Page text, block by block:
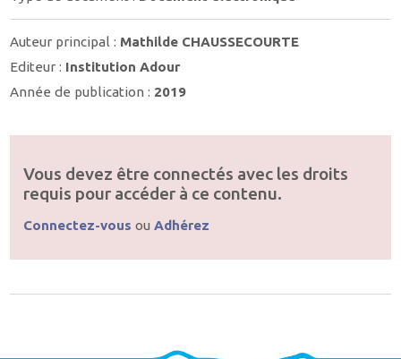
Auteur principal : Mathilde CHAUSSECOURTE
Editeur : Institution Adour
Année de publication : 2019
Vous devez être connectés avec les droits
requis pour accéder à ce contenu.
Connectez-vous ouAdhérez